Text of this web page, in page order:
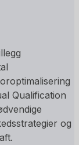
Qualification
og